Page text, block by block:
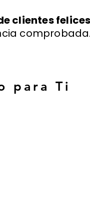
clientes felices
comprobada.
para Ti